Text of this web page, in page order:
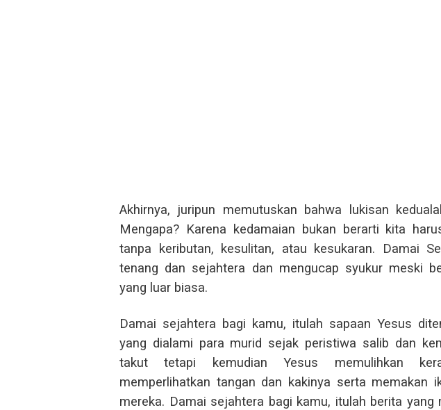
Akhirnya, juripun memutuskan bahwa lukisan
Mengapa? Karena kedamaian bukan berarti kita
tanpa keributan, kesulitan, atau kesukaran. Damai
tenang dan sejahtera dan mengucap syukur meski
yang luar biasa.
Damai sejahtera bagi kamu, itulah sapaan Yesus
yang dialami para murid sejak peristiwa salib dan
takut tetapi kemudian Yesus memulihkan
memperlihatkan tangan dan kakinya serta memakan
mereka. Damai sejahtera bagi kamu, itulah berita yang